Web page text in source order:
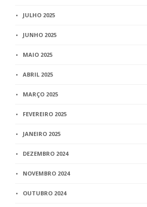
JULHO 2025
JUNHO 2025
MAIO 2025
ABRIL 2025
MARÇO 2025
FEVEREIRO 2025
JANEIRO 2025
DEZEMBRO 2024
NOVEMBRO 2024
OUTUBRO 2024